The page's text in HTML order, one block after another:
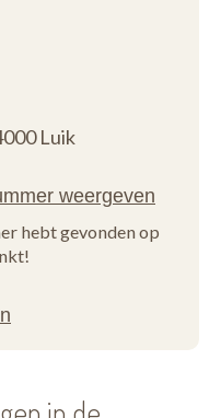
Luik
hebt gevonden op